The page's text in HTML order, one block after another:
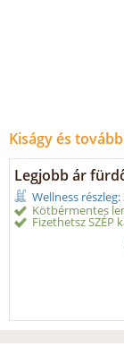
Kiságy és
Legjobb ár
Wellness részleg:
Kötbérmentes
Fizethetsz SZÉP